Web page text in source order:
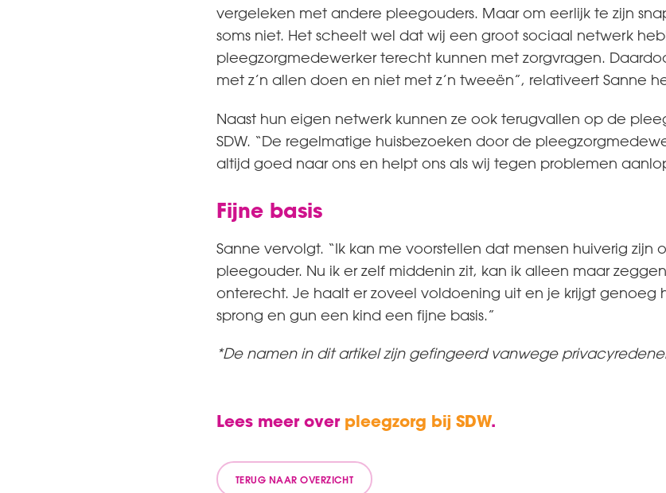
vergeleken met andere pleegouders. Maar om eerlijk te zijn
soms niet. Het scheelt wel dat wij een groot sociaal netwerk
pleegzorgmedewerker terecht kunnen met zorgvragen.
met z’n allen doen en niet met z’n tweeën”, relativeert Sanne
Naast hun eigen netwerk kunnen ze ook terugvallen op de
SDW. “De regelmatige huisbezoeken door de
altijd goed naar ons en helpt ons als wij tegen problemen
Fijne basis
Sanne vervolgt. “Ik kan me voorstellen dat mensen huiverig zijn
pleegouder. Nu ik er zelf middenin zit, kan ik alleen maar
onterecht. Je haalt er zoveel voldoening uit en je krijgt genoeg
sprong en gun een kind een fijne basis.”
*De namen in dit artikel zijn gefingeerd vanwege
Lees meer over pleegzorg bij SDW.
TERUG NAAR OVERZICHT